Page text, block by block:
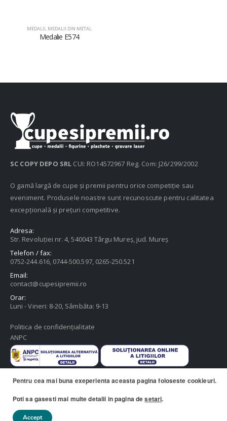
MEDALII, MEDALII DIN METAL
Medalie E574
SC COPY DEPO SRL CUI: RO14572967 Reg. Com: J26/299/2002
O gamă largă de cupe și premii pentru orice competiție sau
eveniment. Produsele noastre sunt recunoscute pentru calitatea
excepțională și prețuri competitive.
Adresa:
Str. Revoluției nr. 4, 540043 Târgu Mureș, jud. Mureș
Telefon / fax:
0752-244.616, 0744-500.597, 0265-250.521
Email:
contact@cupesipremii.ro
Orar:
Luni - Vineri: 8-20, Sâmbăta: 9-13
Politica de confidențialitate
ANPC
© 2020 Cupe si Premii, Copy Depo SRL. Toate drepturile rezervate
Pentru cea mai buna exeperienta aceasta pagina foloseste cookieuri.
Poti sa gasesti mai multe detalii in pagina desetari.
Accept